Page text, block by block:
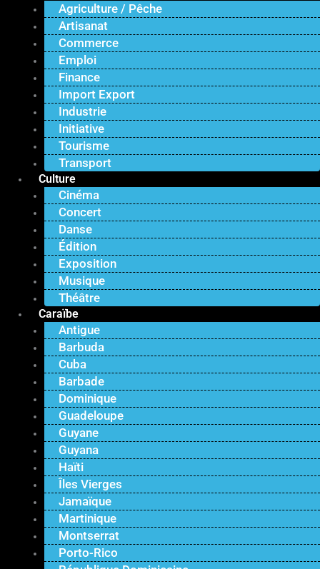
Agriculture / Pêche
Artisanat
Commerce
Emploi
Finance
Import Export
Industrie
Initiative
Tourisme
Transport
Culture
Cinéma
Concert
Danse
Édition
Exposition
Musique
Théâtre
Caraïbe
Antigue
Barbuda
Cuba
Barbade
Dominique
Guadeloupe
Guyane
Guyana
Haïti
Îles Vierges
Jamaïque
Martinique
Montserrat
Porto-Rico